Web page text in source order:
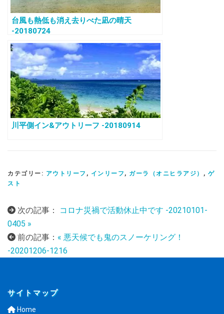
台風も熱低も消え去りべた凪の晴天
-20180724
川平側イン&アウトリーフ -20180914
カテゴリー: アウトリーフ , インリーフ , ガーラ（オニヒラアジ） , ゲ
スト
次の記事：
コロナ災禍で活動休止中です -20210101-
0405 »
前の記事： « 悪天候でも鬼のスノーケリング！
-20201206-1216
サイトマップ
Home